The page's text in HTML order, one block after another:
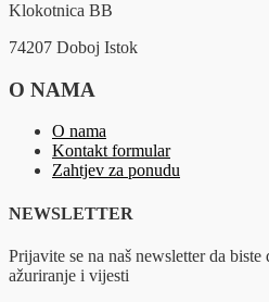
Klokotnica BB
74207 Doboj Istok
O NAMA
O nama
Kontakt formular
Zahtjev za ponudu
NEWSLETTER
Prijavite se na naš newsletter da
ažuriranje i vijesti